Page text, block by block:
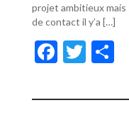
projet ambitieux mais
de contact il y’a […]
F
e
T
itt